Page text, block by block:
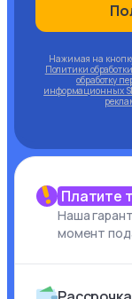
Нажимая на
Политики
обработку
информационных
Платите
Наша
момент